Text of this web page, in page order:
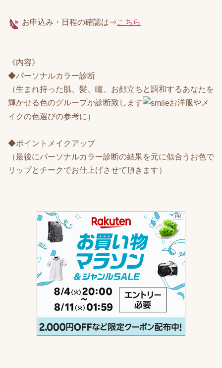
お申込み ・日程の確認は⇒こちら
《内容》
◆パーソナルカラー診断
（生まれ持った肌、髪、瞳、お顔立ちと調和するあなたを
輝かせる色のグループか診断致します
お洋服やメ
イクの色選びの参考に）
◆ポイントメイクアップ
（最後にパーソナルカラー診断の結果を元に似合うお色で
リップとチークでお仕上げさせて頂きます）
PR